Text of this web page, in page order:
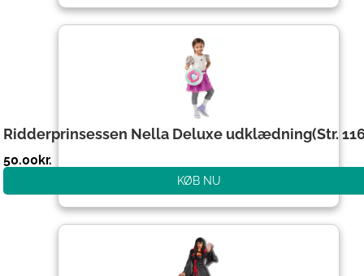
Ridderprinsessen Nella Deluxe udklædning(Str.
50.00kr.
KØB NU